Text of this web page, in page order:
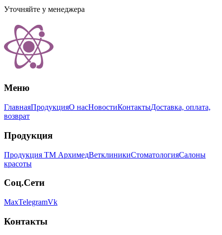
Уточняйте у менеджера
Меню
ГлавнаяПродукцияО насНовостиКонтактыДоставка, оплата,
возврат
Продукция
Продукция ТМ АрхимедВетклиникиСтоматологияСалоны
красоты
Соц.Сети
MaxTelegramVk
Контакты